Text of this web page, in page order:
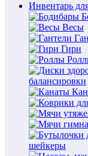
Инвентарь
Весы
Гири
балансировки
шейкеры